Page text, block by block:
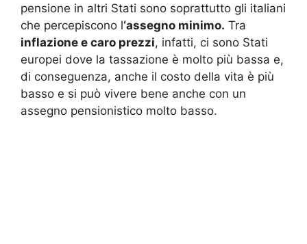
pensione in altri Stati sono soprattutto gli italiani
che percepiscono l‘assegno minimo. Tra
inflazione e caro prezzi, infatti, ci sono Stati
europei dove la tassazione è molto più bassa e,
di conseguenza, anche il costo della vita è più
basso e si può vivere bene anche con un
assegno pensionistico molto basso.